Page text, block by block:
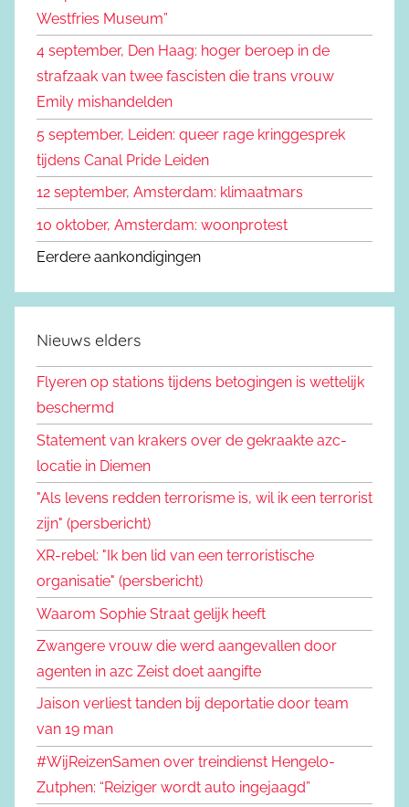
:
Westfries Museum”
4 september, Den Haag: hoger beroep in de
strafzaak van twee fascisten die trans vrouw
Emily mishandelden
5 september, Leiden: queer rage kringgesprek
tijdens Canal Pride Leiden
12 september, Amsterdam: klimaatmars
10 oktober, Amsterdam: woonprotest
Eerdere aankondigingen
Nieuws elders
Flyeren op stations tijdens betogingen is wettelijk
beschermd
Statement van krakers over de gekraakte azc-
locatie in Diemen
"Als levens redden terrorisme is, wil ik een terrorist
zijn" (persbericht)
XR-rebel: "Ik ben lid van een terroristische
organisatie" (persbericht)
Waarom Sophie Straat gelijk heeft
Zwangere vrouw die werd aangevallen door
agenten in azc Zeist doet aangifte
Jaison verliest tanden bij deportatie door team
van 19 man
#WijReizenSamen over treindienst Hengelo-
Zutphen: “Reiziger wordt auto ingejaagd”